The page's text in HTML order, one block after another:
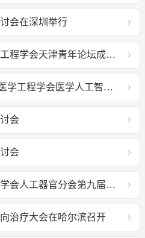
会在深圳举行
2018中国生物医学工程学会天津青年论坛成功召开
AI时代 | 中国生物医学工程学会医学人工智能分会成立大会暨医学人工智能学术会议隆重召开
会
会
中国生物医学工程学会人工器官分会第九届学术年会征文通知
治疗大会在哈尔滨召开